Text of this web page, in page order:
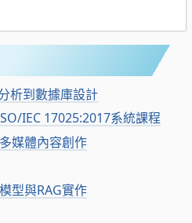
析到數據庫設計
IEC 17025:2017系統課程
媒體內容創作
型與RAG實作